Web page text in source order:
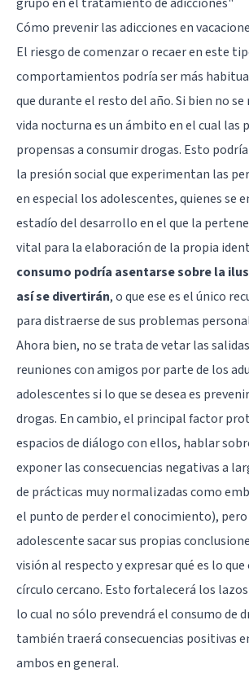
Cómo prevenir las adicciones en
El riesgo de comenzar o recaer en este
comportamientos podría ser más
que durante el resto del año. Si bien no se
vida nocturna es un ámbito en el cual las
propensas a consumir drogas. Esto
la presión social que experimentan las
en especial los adolescentes, quienes se
estadío del desarrollo en el que la
vital para la elaboración de la propia
consumo podría asentarse sobre la
así se divertirán, o que ese es el único
para distraerse de sus problemas
Ahora bien, no se trata de vetar las
reuniones con amigos por parte de los
adolescentes si lo que se desea es
drogas. En cambio, el principal factor
espacios de diálogo con ellos, hablar
exponer las consecuencias negativas a
de prácticas muy normalizadas como
el punto de perder el conocimiento),
adolescente sacar sus propias
visión al respecto y expresar qué es lo que
círculo cercano. Esto fortalecerá los
lo cual no sólo prevendrá el consumo de
también traerá consecuencias positivas
ambos en general.